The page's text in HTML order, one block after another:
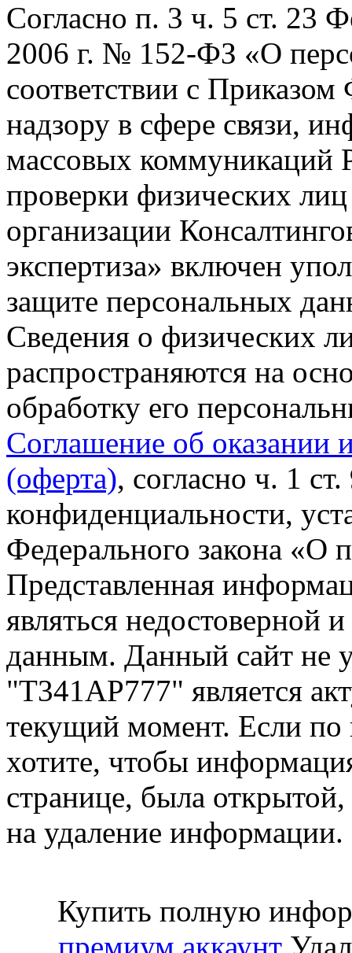
Согласно п. 3 ч. 5 ст. 23
2006 г. № 152-ФЗ «О
соответствии с
надзору в сфере связи,
массовых коммуникаций
проверки физических
организации
экспертиза» включен
защите персональных
Сведения о физических
распространяются на
обработку его
Соглашение об оказании
(оферта), согласно ч. 1
конфиденциальности,
Федерального закона «О
Представленная
являться недостоверной
данным. Данный сайт не
"Т341АР777" является
текущий момент. Если
хотите, чтобы
странице, была открытой,
на удаление информации.
Купить полную